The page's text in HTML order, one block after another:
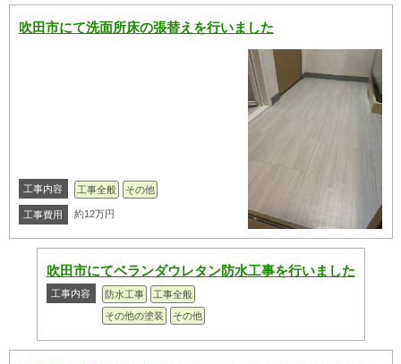
吹田市にて洗面所床の張替えを行いました
工事内容 工事全般 その他
工事費用 約12万円
吹田市にてベランダウレタン防水工事を行いました
工事内容 防水工事
工事全般
その他の塗装
その他